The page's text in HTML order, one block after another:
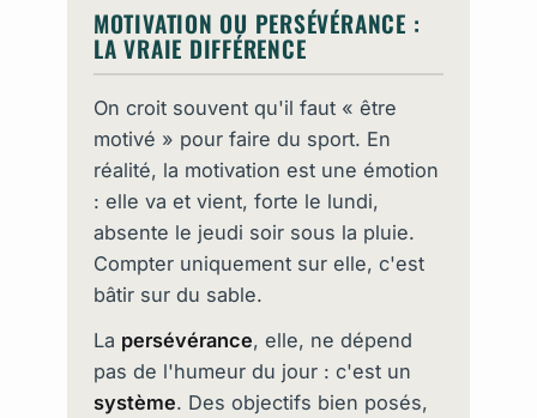
MOTIVATION OU PERSÉVÉRANCE :
LA VRAIE DIFFÉRENCE
On croit souvent qu'il faut « être
motivé » pour faire du sport. En
réalité, la motivation est une émotion
: elle va et vient, forte le lundi,
absente le jeudi soir sous la pluie.
Compter uniquement sur elle, c'est
bâtir sur du sable.
La persévérance, elle, ne dépend
pas de l'humeur du jour : c'est un
système. Des objectifs bien posés,